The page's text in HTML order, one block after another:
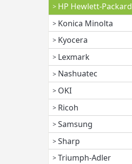
HP Hewlett-Packard
Konica Minolta
Kyocera
Lexmark
Nashuatec
OKI
Ricoh
Samsung
Sharp
Triumph-Adler